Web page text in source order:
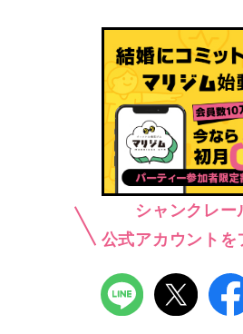
シャンクレー
公式アカウントを